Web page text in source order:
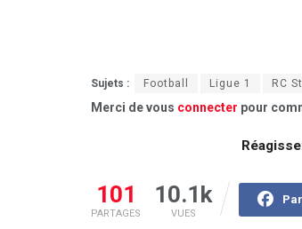
Sujets : Football Ligue 1 RC
Merci de vous connecter pour
101
PARTAGES
10.1k
VUES